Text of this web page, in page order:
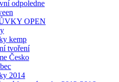
odpoledne
OPEN
kemp
tvoření
Česko
2014